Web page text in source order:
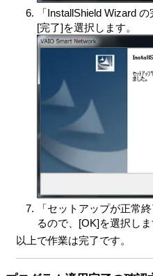
「InstallShield Wizard
[完了]を選択します。
「セットアップが正常
るので、[OK]を選択しま
以上で作業は完了です。